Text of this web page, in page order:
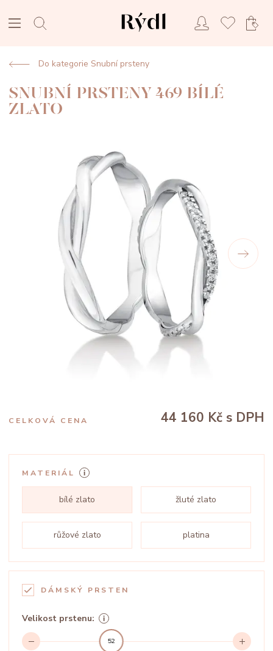
Do kategorie Snubní prsteny
SNUBNÍ PRSTENY 469 BÍLÉ
ZLATO
CELKOVÁ CENA 44 160 Kč s DPH
MATERIÁL
bílé zlato žluté zlato
růžové zlato platina
DÁMSKÝ PRSTEN
Velikost prstenu:
52